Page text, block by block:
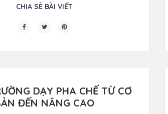
CHIA SẺ BÀI VIẾT
DẠY PHA CHẾ TỪ CƠ
ĐẾN NÂNG CAO